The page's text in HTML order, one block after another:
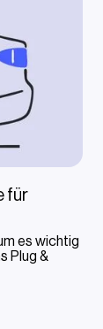
für
es wichtig
Plug &